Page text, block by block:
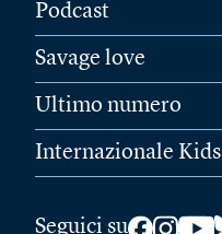
Podcast
Savage love
Ultimo numero
Internazionale Kids
Seguici su